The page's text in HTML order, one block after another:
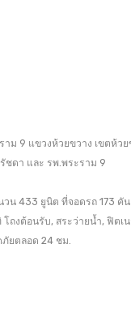
9 แขวงห้วยขวาง เขตห้วย
ชดา และ รพ.พระราม 9
น 433 ยูนิต ที่จอดรถ 173 คั
ถงต้อนรับ, สระว่ายน้ำ, ฟิตเ
ยตลอด 24 ชม.